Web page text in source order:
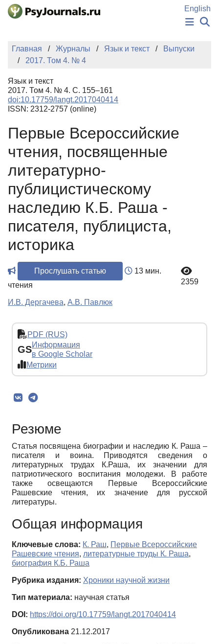
Перейти к основному содержанию
English
НОВОСТИ
БАЗА ЗНАНИЙ
КЛЮЧЕВЫЕ СЛОВА
Регистрация
Главная Журналы Язык и текст
Выпуски
2017. Том 4. № 4
Язык и текст
2017. Том 4. № 4. С. 155–161
doi:10.17759/langt.2017040414
ISSN: 2312-2757 (online)
Первые Всероссийские
чтения, посвященные
литературно-
публицистическому
наследию К.Б. Раша -
писателя, публициста,
историка
Прослушать статью
13 мин.
чтения
2359
И.В. Дергачева, А.В. Павлюк
PDF (RUS)
GSИнформация
в Google Scholar
Метрики
Резюме
Статья посвящена биографии и наследию К. Раша –
писателя и воина. Приводятся сведения о
литературных трудах К.Раша, их значении для
патриотического воспитания молодежи. В работе
также освещаются Первые Всероссийские
Рашевские чтения, их значение для русской
литературы.
Общая информация
Ключевые слова: К. Раш, Первые Всероссийские
Рашевские чтения, литературные труды К. Раша,
биография К.Б. Раша
Рубрика издания: Хроники научной жизни
Тип материала: научная статья
DOI: https://doi.org/10.17759/langt.2017040414
Опубликована 21.12.2017